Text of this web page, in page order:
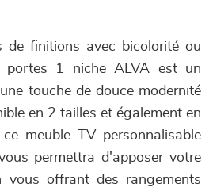
de finitions avec bicolorité ou
1 niche ALVA est un
touche de douce modernité
en 2 tailles et également en
meuble TV personnalisable
permettra d'apposer votre
vous offrant des rangements